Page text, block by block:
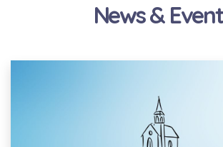
News &